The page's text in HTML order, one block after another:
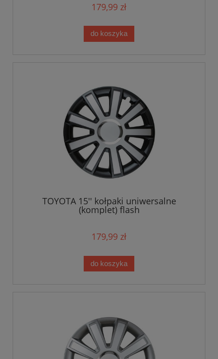
179,99 zł
do koszyka
TOYOTA 15'' kołpaki uniwersalne
(komplet) flash
179,99 zł
do koszyka